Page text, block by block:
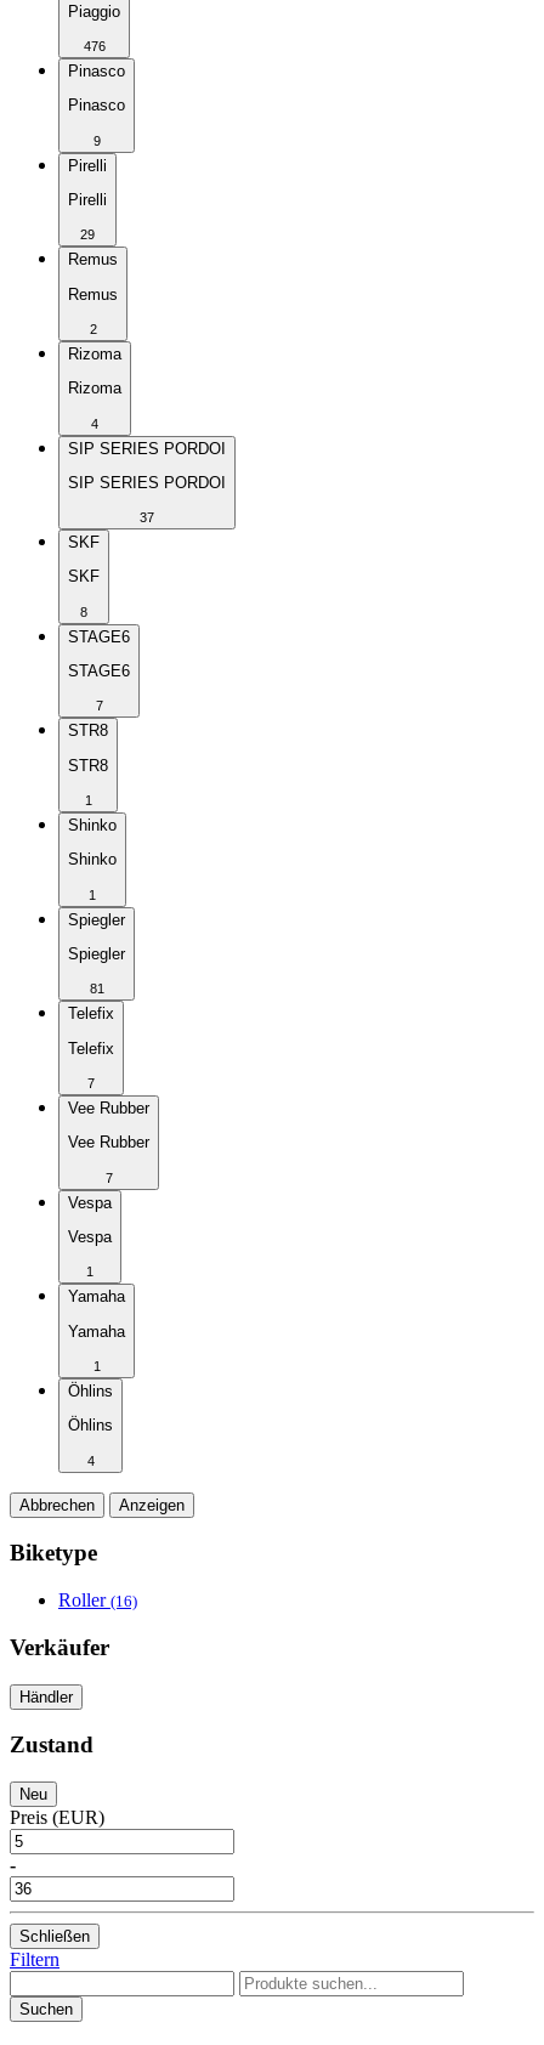
Piaggio
476
Pinasco
Pinasco
9
Pirelli
Pirelli
29
Remus
Remus
2
Rizoma
Rizoma
4
SIP SERIES PORDOI
SIP SERIES PORDOI
37
SKF
SKF
8
STAGE6
STAGE6
7
STR8
STR8
1
Shinko
Shinko
1
Spiegler
Spiegler
81
Telefix
Telefix
7
Vee Rubber
Vee Rubber
7
Vespa
Vespa
1
Yamaha
Yamaha
1
Öhlins
Öhlins
4
Abbrechen Anzeigen
Biketype
Roller (16)
Verkäufer
Händler
Zustand
Neu
Preis (EUR)
-
Schließen
Filtern